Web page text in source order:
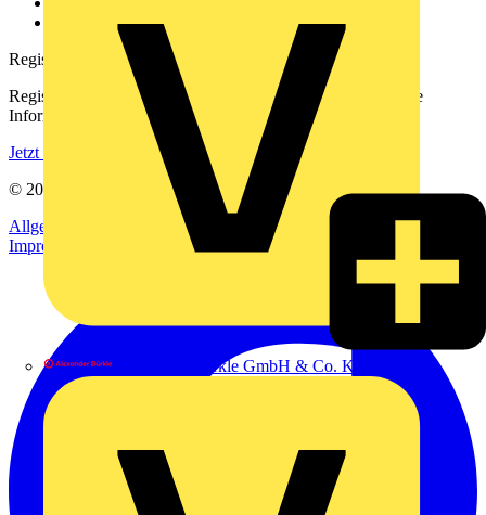
Alexander Bürkle GmbH & Co. KG
voltimum.com
Registrierung
Registrieren Sie sich kostenlos und erhalten Sie stets aktuelle
Informationen aus der Elektroindustrie.
Jetzt registrieren
© 2002-
Voltimum
Allgemeine Geschäftsbedingungen
Datenschutzerklärung
Impressum